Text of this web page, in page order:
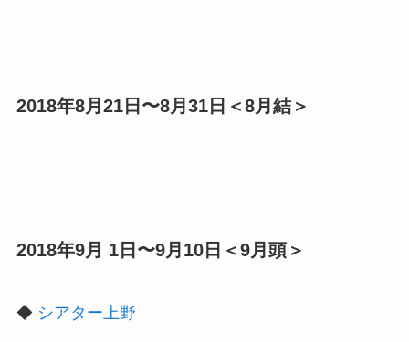
2018年8月21日〜8月31日＜8月結＞
2018年9月 1日〜9月10日＜9月頭＞
◆ シアター上野